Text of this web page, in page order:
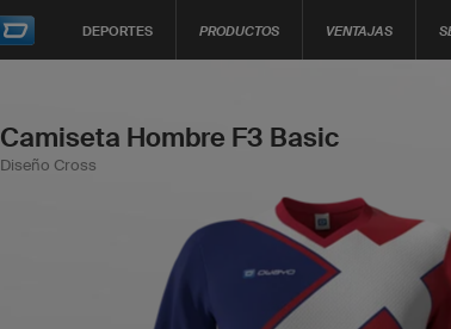
DEPORTES PRODUCTOS VENTAJAS
Camiseta Hombre F3 Basic
Diseño Cross